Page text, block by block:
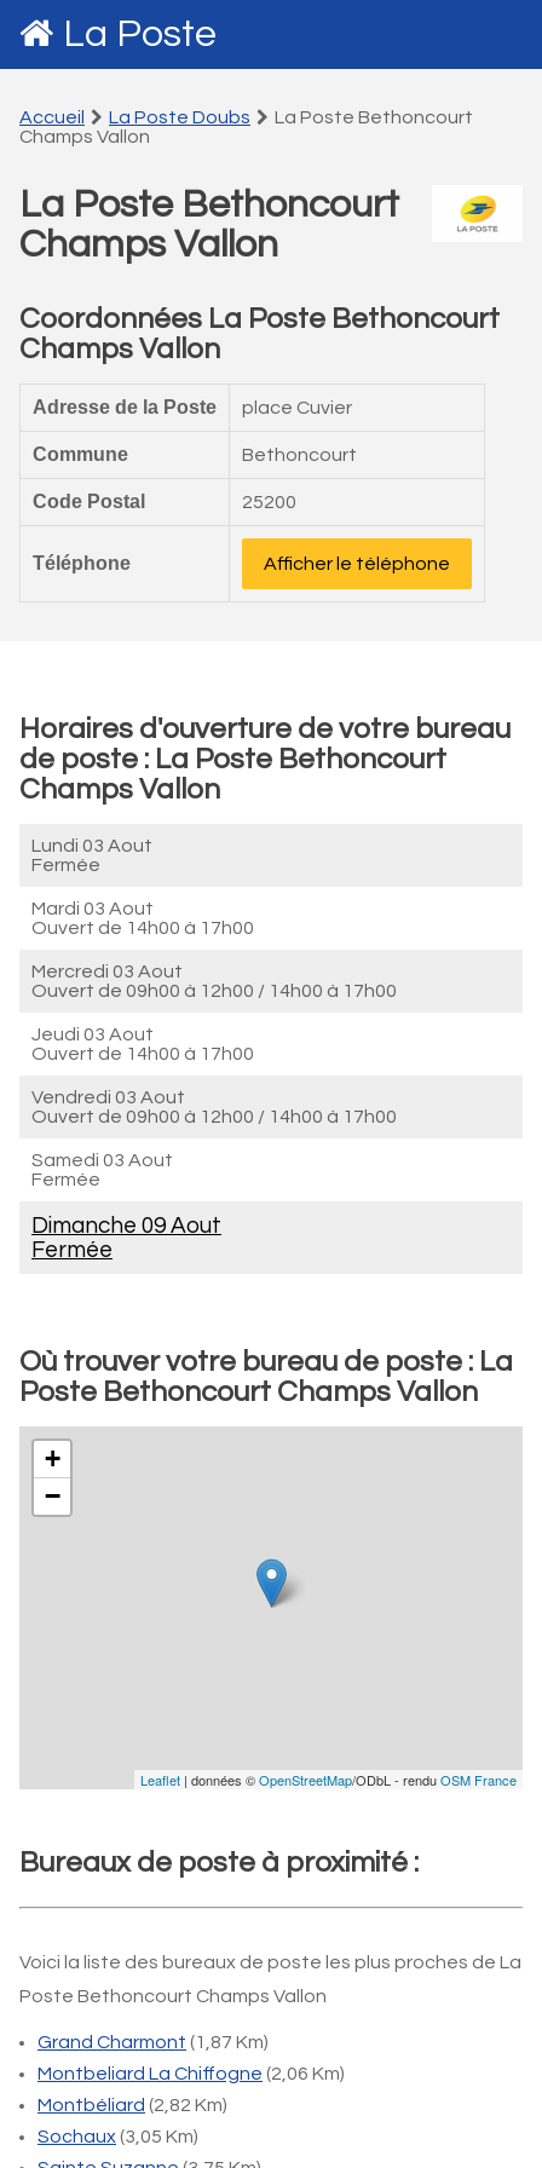
La Poste
Accueil La Poste Doubs
La Poste Bethoncourt
Champs Vallon
La Poste Bethoncourt
Champs Vallon
Coordonnées La Poste Bethoncourt
Champs Vallon
Adresse de la Poste place Cuvier
Commune Bethoncourt
Code Postal 25200
Téléphone Afficher le téléphone
Horaires d'ouverture de votre bureau
de poste : La Poste Bethoncourt
Champs Vallon
Lundi 03 Aout
Fermée
Mardi 03 Aout
Ouvert de 14h00 à 17h00
Mercredi 03 Aout
Ouvert de 09h00 à 12h00 / 14h00 à 17h00
Jeudi 03 Aout
Ouvert de 14h00 à 17h00
Vendredi 03 Aout
Ouvert de 09h00 à 12h00 / 14h00 à 17h00
Samedi 03 Aout
Fermée
Dimanche 09 Aout
Fermée
Où trouver votre bureau de poste : La
Poste Bethoncourt Champs Vallon
+
−
Leaflet | données ©OpenStreetMap/ODbL - renduOSM France
Bureaux de poste à proximité :
Voici la liste des bureaux de poste les plus proches de La
Poste Bethoncourt Champs Vallon
Grand Charmont (1,87 Km)
Montbeliard La Chiffogne (2,06 Km)
Montbéliard (2,82 Km)
Sochaux(3,05 Km)